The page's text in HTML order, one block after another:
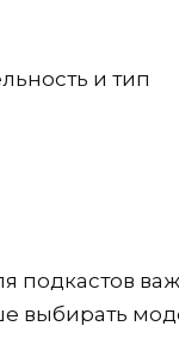
и тип
подкастов
выбирать